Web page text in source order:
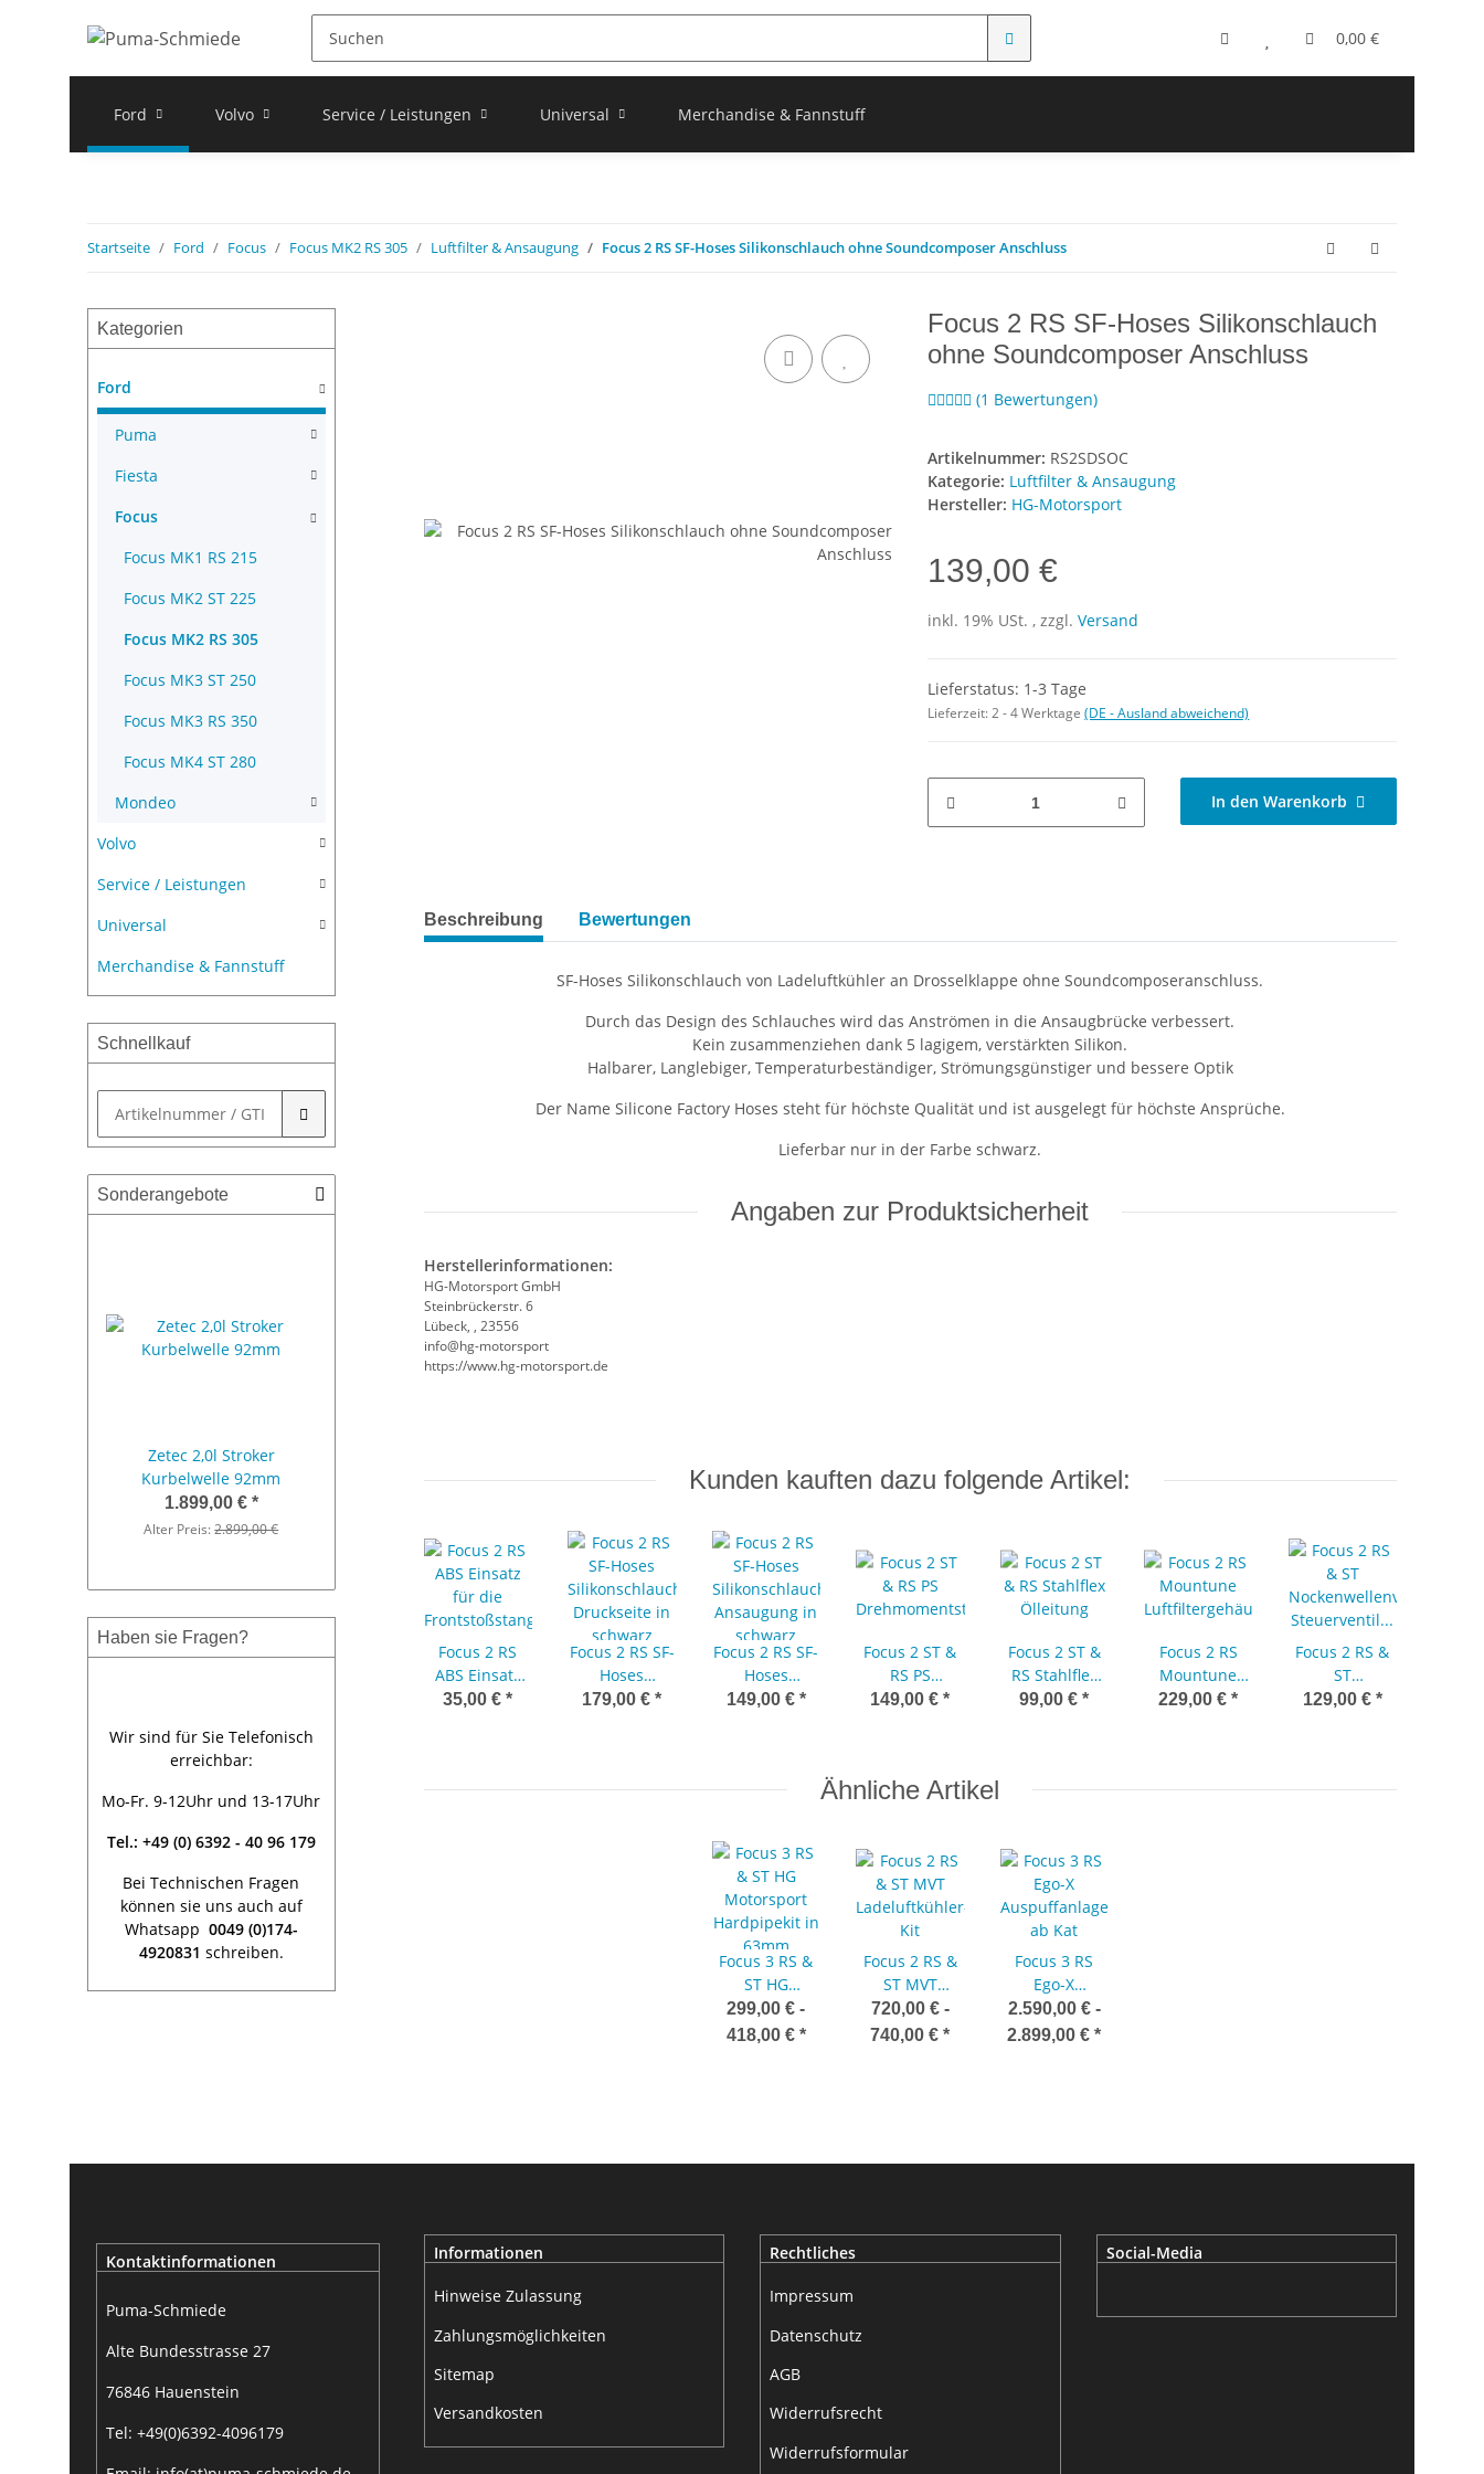
0,00 €
Ford Volvo Service / Leistungen Universal Merchandise & Fannstuff
Startseite Ford Focus Focus MK2 RS 305 Luftfilter & Ansaugung Focus 2 RS SF-Hoses Silikonschlauch ohne Soundcomposer Anschluss
Focus 2 RS SF-Hoses Silikonschlauch
ohne Soundcomposer Anschluss
(1 Bewertungen)
Artikelnummer: RS2SDSOC
Kategorie: Luftfilter & Ansaugung
Hersteller: HG-Motorsport
139,00 €
inkl. 19% USt. , zzgl.Versand
Lieferstatus: 1-3 Tage
Lieferzeit:2 - 4 Werktage(DE - Ausland abweichend)
In den Warenkorb
Beschreibung Bewertungen
SF-Hoses Silikonschlauch von Ladeluftkühler an Drosselklappe ohne Soundcomposeranschluss.
Durch das Design des Schlauches wird das Anströmen in die Ansaugbrücke verbessert.
Kein zusammenziehen dank 5 lagigem, verstärkten Silikon.
Halbarer, Langlebiger, Temperaturbeständiger, Strömungsgünstiger und bessere Optik
Der Name Silicone Factory Hoses steht für höchste Qualität und ist ausgelegt für höchste Ansprüche.
Lieferbar nur in der Farbe schwarz.
Angaben zur Produktsicherheit
Herstellerinformationen:
HG-Motorsport GmbH
Steinbrückerstr. 6
Lübeck, , 23556
info@hg-motorsport
https://www.hg-motorsport.de
Kunden kauften dazu folgende Artikel:
Focus 2 RS
ABS Einsatz
für die
35,00 €*
Focus 2 RS SF-
Hoses
Silikonschlauchset
179,00 €*
Focus 2 RS SF-
Hoses
Silikonschlauchset
149,00 € *
Focus 2 ST &
RS PS
Drehmomentstütze
149,00 €*
Focus 2 ST &
RS Stahlflex
Ölleitung
99,00 €*
Focus 2 RS
Mountune
Luftfiltergehäusedeckel
229,00 €*
Focus 2 RS &
ST
Nockenwellenverstellung
129,00 € *
Ähnliche Artikel
Focus 3 RS &
ST HG
Motorsport
Hardpipekit in
299,00 € -
418,00 € *
Focus 2 RS &
ST MVT
Ladeluftkühler-
Kit
720,00 € -
740,00 €*
Focus 3 RS
Ego-X
Auspuffanlage
ab Kat
2.590,00 € -
2.899,00 €*
Kategorien
Ford
Puma
Fiesta
Focus
Focus MK1 RS 215
Focus MK2 ST 225
Focus MK2 RS 305
Focus MK3 ST 250
Focus MK3 RS 350
Focus MK4 ST 280
Mondeo
Volvo
Service / Leistungen
Universal
Merchandise & Fannstuff
Schnellkauf
Sonderangebote
Zetec 2,0l Stroker
Kurbelwelle 92mm
1.899,00 € *
Alter Preis:2.899,00 €
Serienluftfilterkasten
Alter Preis:59,00 €
Haben sie Fragen?
Wir sind für Sie Telefonisch
erreichbar:
Mo-Fr. 9-12Uhr und 13-17Uhr
Tel.: +49 (0) 6392 - 40 96 179
Bei Technischen Fragen
können sie uns auch auf
Whatsapp 0049 (0)174-
4920831 schreiben.
Kontaktinformationen
Puma-Schmiede
Alte Bundesstrasse 27
76846 Hauenstein
Tel: +49(0)6392-4096179
Informationen
Hinweise Zulassung
Zahlungsmöglichkeiten
Sitemap
Versandkosten
Rechtliches
Impressum
Datenschutz
AGB
Widerrufsrecht
Widerrufsformular
Social-Media